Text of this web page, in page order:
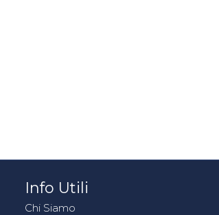
Info Utili
Chi Siamo